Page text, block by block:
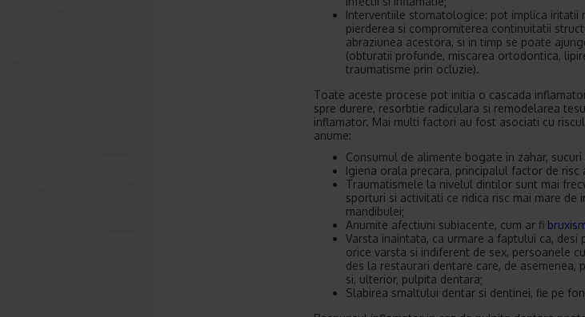
Interventiile stomatologice: pot implica iritatii
pierderea si compromiterea continuitatii
abraziunea acestora, si in timp se poate
(obturatii profunde, miscarea ortodontica,
traumatisme prin ocluzie).
Toate aceste procese pot initia o cascada
spre durere, resorbtie radiculara si remodelarea
inflamator. Mai multi factori au fost asociati cu
anume:
Consumul de alimente bogate in zahar, sucuri
Igiena orala precara, principalul factor de risc
Traumatismele la nivelul dintilor sunt mai
sporturi si activitati ce ridica risc mai mare de
mandibulei;
Anumite afectiuni subiacente, cum ar fi
Varsta inaintata, ca urmare a faptului ca,
orice varsta si indiferent de sex, persoanele
des la restaurari dentare care, de
si, ulterior, pulpita dentara;
Slabirea smaltului dentar si dentinei, fie pe